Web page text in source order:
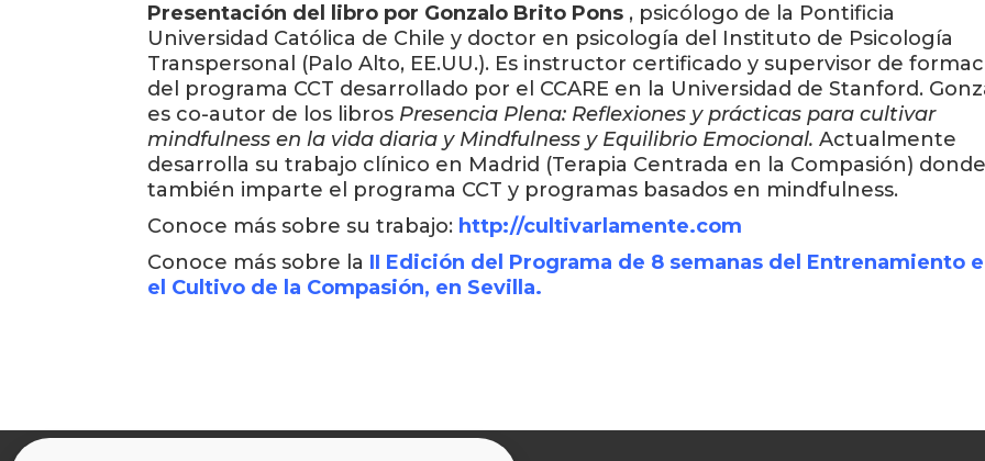
Presentación del libro por Gonzalo Brito Pons , psicólogo de la Pontificia
Universidad Católica de Chile y doctor en psicología del Instituto de Psicología
Transpersonal (Palo Alto, EE.UU.). Es instructor certificado y supervisor de
del programa CCT desarrollado por el CCARE en la Universidad de Stanford.
es co-autor de los libros Presencia Plena: Reflexiones y prácticas para cultivar
mindfulness en la vida diaria y Mindfulness y Equilibrio Emocional.Actualmente
desarrolla su trabajo clínico en Madrid (Terapia Centrada en la Compasión)
también imparte el programa CCT y programas basados en mindfulness.
Conoce más sobre su trabajo: http://cultivarlamente.com
Conoce más sobre la II Edición del Programa de 8 semanas del Entrenamiento
el Cultivo de la Compasión, en Sevilla.